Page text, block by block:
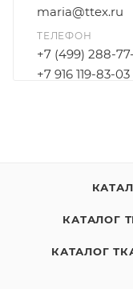
maria@ttex.ru
ТЕЛЕФОН
+7 (499) 288-
+7 916 119-83-03
КАТАЛОГ
КАТАЛОГ